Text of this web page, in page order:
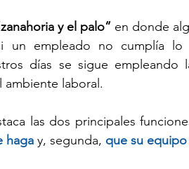
y el palo” en donde
un empleado no cumplía lo
días se sigue empleando
laboral.
las dos principales
haga y, segunda, que su